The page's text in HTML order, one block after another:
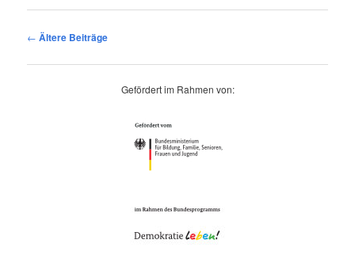
Beitragsnavigation
← Ältere Beiträge
Gefördert im Rahmen von: